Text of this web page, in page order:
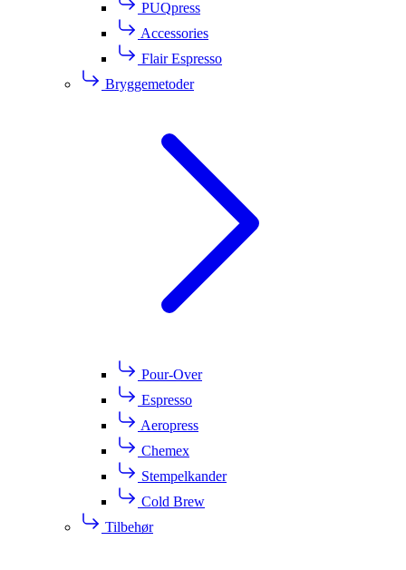
PUQpress
Accessories
Flair Espresso
Bryggemetoder
Pour-Over
Espresso
Aeropress
Chemex
Stempelkander
Cold Brew
Tilbehør